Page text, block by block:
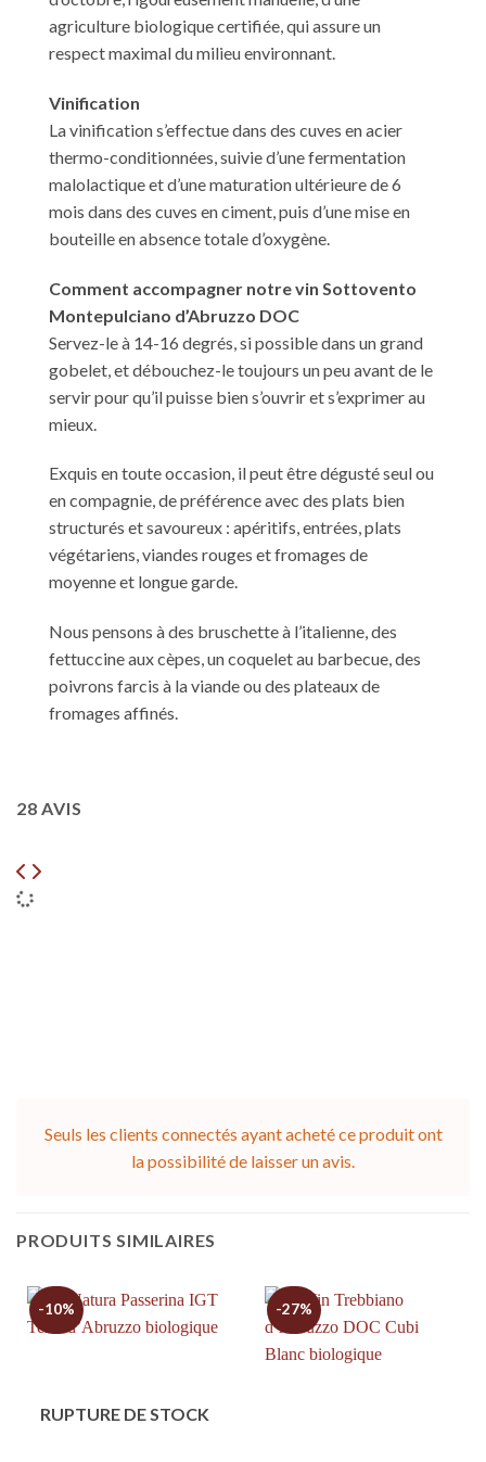
agriculture biologique certifiée, qui assure un
respect maximal du milieu environnant.
Vinification
La vinification s’effectue dans des cuves en acier
thermo-conditionnées, suivie d’une fermentation
malolactique et d’une maturation ultérieure de 6
mois dans des cuves en ciment, puis d’une mise en
bouteille en absence totale d’oxygène.
Comment accompagner notre vin Sottovento
Montepulciano d’Abruzzo DOC
Servez-le à 14-16 degrés, si possible dans un grand
gobelet, et débouchez-le toujours un peu avant de le
servir pour qu’il puisse bien s’ouvrir et s’exprimer au
mieux.
Exquis en toute occasion, il peut être dégusté seul ou
en compagnie, de préférence avec des plats bien
structurés et savoureux : apéritifs, entrées, plats
végétariens, viandes rouges et fromages de
moyenne et longue garde.
Nous pensons à des bruschette à l’italienne, des
fettuccine aux cèpes, un coquelet au barbecue, des
poivrons farcis à la viande ou des plateaux de
fromages affinés.
28 AVIS
Seuls les clients connectés ayant acheté ce produit ont
la possibilité de laisser un avis.
PRODUITS SIMILAIRES
-10%
RUPTURE DE STOCK
-27%